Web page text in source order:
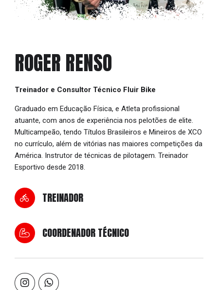
ROGER RENSO
Treinador e Consultor Técnico Fluir Bike
Graduado em Educação Física, e Atleta profissional
atuante, com anos de experiência nos pelotões de elite.
Multicampeão, tendo Títulos Brasileiros e Mineiros de XCO
no currículo, além de vitórias nas maiores competições da
América. Instrutor de técnicas de pilotagem. Treinador
Esportivo desde 2018.
TREINADOR
COORDENADOR TÉCNICO